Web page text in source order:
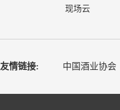
现场云
友情链接: 中国酒业协会